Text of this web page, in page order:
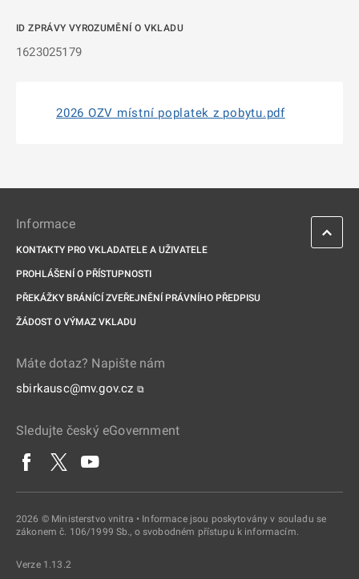
ID ZPRÁVY VYROZUMĚNÍ O VKLADU
1623025179
2026 OZV místní poplatek z pobytu.pdf
Informace
KONTAKTY PRO VKLADATELE A UŽIVATELE
PROHLÁŠENÍ O PŘÍSTUPNOSTI
PŘEKÁŽKY BRÁNÍCÍ ZVEŘEJNĚNÍ PRÁVNÍHO PŘEDPISU
ŽÁDOST O VÝMAZ VKLADU
Máte dotaz? Napište nám
sbirkausc@mv.gov.cz ⧉
Sledujte český eGovernment
2026 © Ministerstvo vnitra • Informace jsou poskytovány v souladu se
zákonem č. 106/1999 Sb., o svobodném přístupu k informacím.
Verze 1.13.2